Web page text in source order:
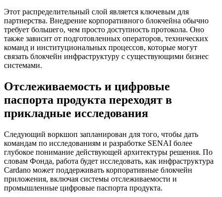
Этот распределительный слой является ключевым для
партнерства. Внедрение корпоративного блокчейна обычно
требует большего, чем просто доступность протокола. Оно
также зависит от подготовленных операторов, технических
команд и институциональных процессов, которые могут
связать блокчейн инфраструктуру с существующими бизнес
системами.
Отслеживаемость и цифровые
паспорта продукта переходят в
прикладные исследования
Следующий воркшоп запланирован для того, чтобы дать
командам по исследованиям и разработке SENAI более
глубокое понимание действующей архитектуры решения. По
словам Фонда, работа будет исследовать, как инфраструктура
Cardano может поддерживать корпоративные блокчейн
приложения, включая системы отслеживаемости и
промышленные цифровые паспорта продукта.